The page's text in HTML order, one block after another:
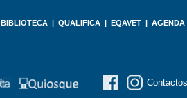
BIBLIOTECA | QUALIFICA | EQAVET | AGENDA
Contactos